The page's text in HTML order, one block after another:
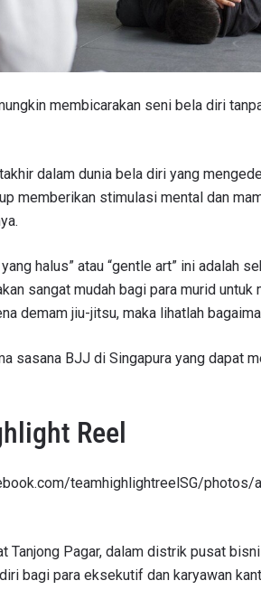
membicarakan seni bela diri
dalam dunia bela diri yang
memberikan stimulasi mental dan
halus” atau “gentle art” ini adalah
sangat mudah bagi para murid
demam jiu-jitsu, maka lihatlah
sasana BJJ di Singapura yang dapat
Reel
teamhighlightreelSG/
Tanjong Pagar, dalam distrik pusat
bagi para eksekutif dan karyawan